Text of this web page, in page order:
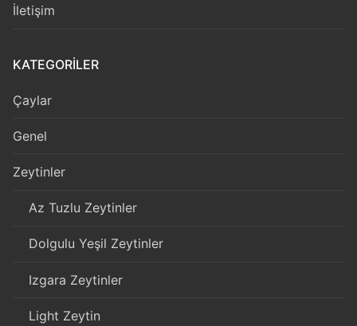
İletişim
KATEGORILER
Çaylar
Genel
Zeytinler
Az Tuzlu Zeytinler
Dolgulu Yeşil Zeytinler
Izgara Zeytinler
Light Zeytin